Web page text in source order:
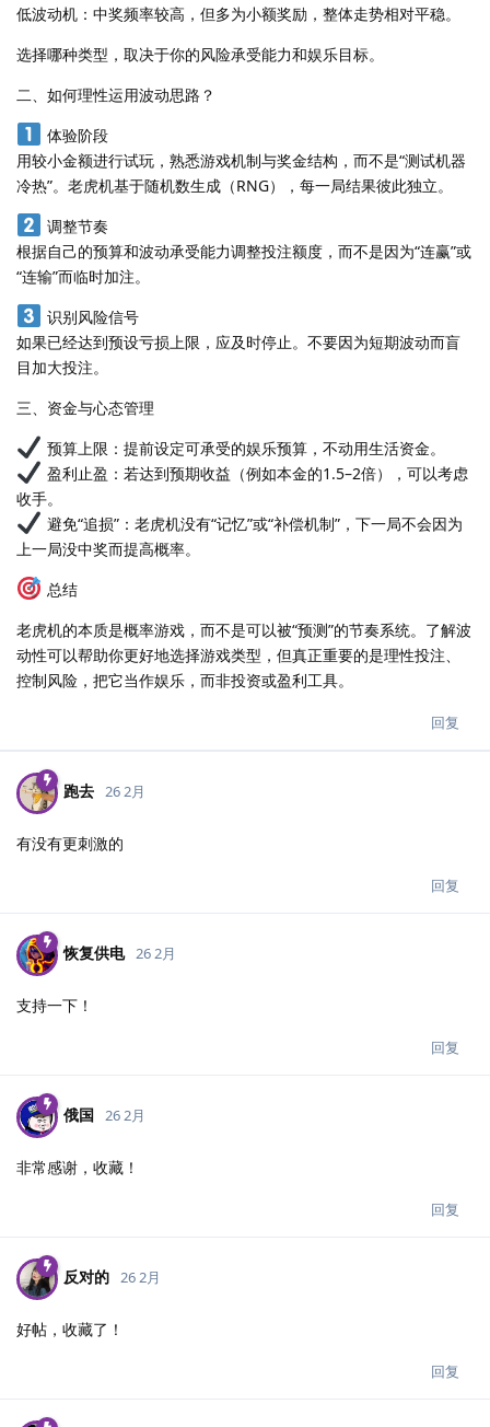
低波动机：中奖频率较高，但多为小额奖励，整体走势相对平稳。
选择哪种类型，取决于你的风险承受能力和娱乐目标。
二、如何理性运用波动思路？
体验阶段
用较小金额进行试玩，熟悉游戏机制与奖金结构，而不是“测试机器
冷热”。老虎机基于随机数生成（RNG），每一局结果彼此独立。
调整节奏
根据自己的预算和波动承受能力调整投注额度，而不是因为“连赢”或
“连输”而临时加注。
识别风险信号
如果已经达到预设亏损上限，应及时停止。不要因为短期波动而盲
目加大投注。
三、资金与心态管理
预算上限：提前设定可承受的娱乐预算，不动用生活资金。
盈利止盈：若达到预期收益（例如本金的1.5–2倍），可以考虑
收手。
避免“追损”：老虎机没有“记忆”或“补偿机制”，下一局不会因为
上一局没中奖而提高概率。
总结
老虎机的本质是概率游戏，而不是可以被“预测”的节奏系统。了解波
动性可以帮助你更好地选择游戏类型，但真正重要的是理性投注、
控制风险，把它当作娱乐，而非投资或盈利工具。
回复
跑去 26 2月
有没有更刺激的
回复
恢复供电 26 2月
支持一下！
回复
俄国 26 2月
非常感谢，收藏！
回复
反对的 26 2月
好帖，收藏了！
回复